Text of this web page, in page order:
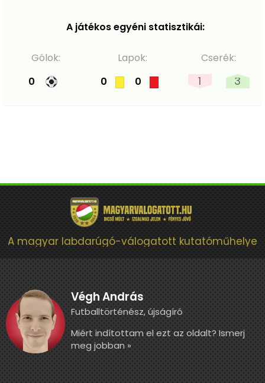
A játékos egyéni statisztikái:
Gólok:
0
Lapok:
0
0
Cserék:
1 3
A magyar labdarúgó-válogatott kutatóműhelye
Végh András
Futballtörténész, újságíró
Miért indítottam el ezt az oldalt? Ismerj
meg jobban »